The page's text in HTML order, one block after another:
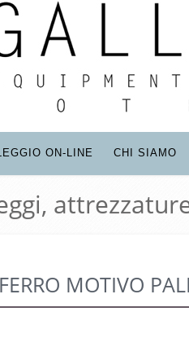
ON-LINE CHI SIAMO
MOTIVO